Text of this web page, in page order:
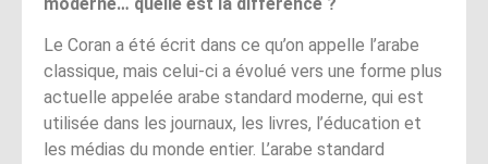
Le Coran a été écrit dans ce qu’on appelle l’arabe
classique, mais celui-ci a évolué vers une forme plus
actuelle appelée arabe standard moderne, qui est
utilisée dans les journaux, les livres, l’éducation et
les médias du monde entier. L’arabe standard